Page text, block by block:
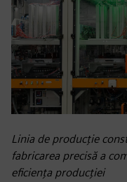
Linia de producție
fabricarea precisă a
eficiența producției